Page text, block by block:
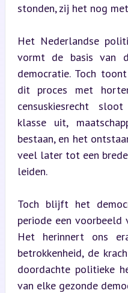
stonden, zij het nog
Het Nederlandse
vormt de basis van
democratie. Toch
dit proces met
censuskiesrecht
klasse uit,
bestaan, en het
veel later tot een
leiden.
Toch blijft het
periode een voorbeeld
Het herinnert ons
betrokkenheid, de
doordachte politieke
van elke gezonde